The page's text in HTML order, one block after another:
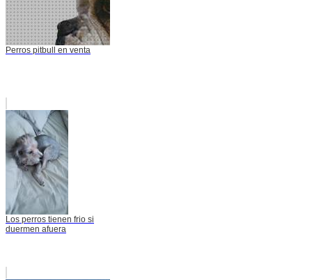
Perros pitbull en venta
Los perros tienen frio si
duermen afuera